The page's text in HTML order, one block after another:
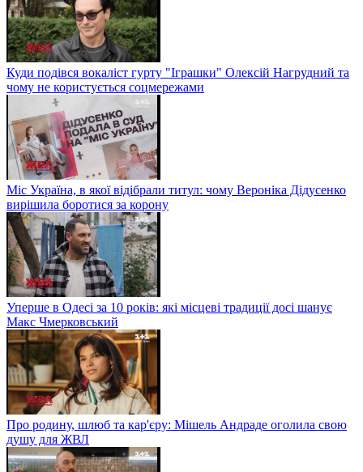
Куди подівся вокаліст гурту "Іграшки" Олексій Нагрудний та
чому не користується соцмережами
Міс Україна, в якої відібрали титул: чому Вероніка Дідусенко
вирішила боротися за корону
Уперше в Одесі за 10 років: які місцеві традиції досі шанує
Макс Чмерковський
Про родину, шлюб та кар'єру: Мішель Андраде оголила свою
душу для ЖВЛ